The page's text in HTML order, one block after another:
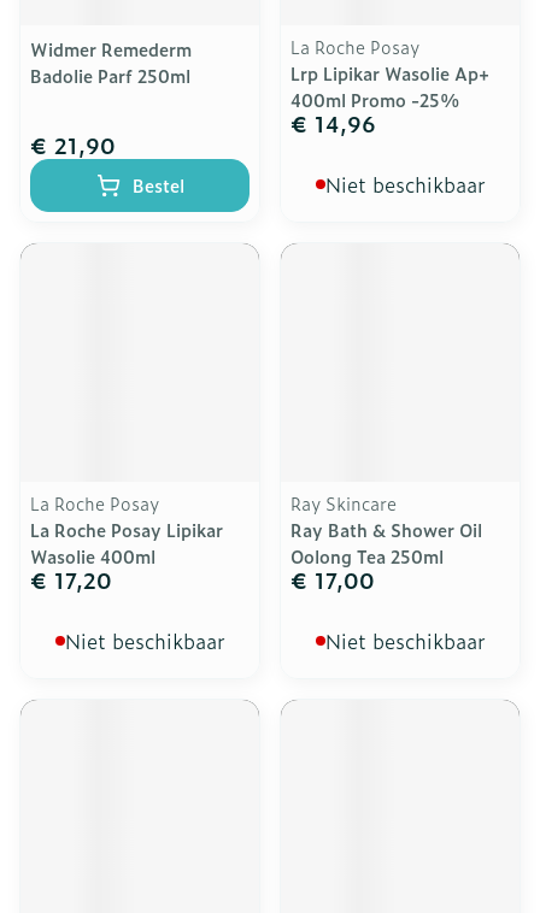
Widmer Remederm
Badolie Parf 250ml
€ 21,90
Bestel
La Roche Posay
Lrp Lipikar Wasolie Ap+
400ml Promo -25%
€ 14,96
Niet beschikbaar
La Roche Posay
La Roche Posay Lipikar
Wasolie 400ml
€ 17,20
Niet beschikbaar
Ray Skincare
Ray Bath & Shower Oil
Oolong Tea 250ml
€ 17,00
Niet beschikbaar